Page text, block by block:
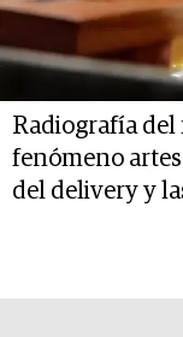
Radiografía del
fenómeno
del delivery y